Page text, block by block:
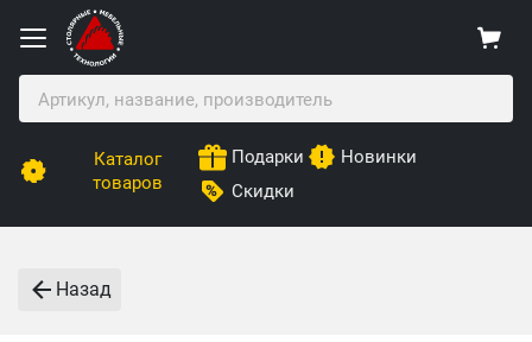
Каталог
товаров
Подарки
Новинки
Скидки
Назад